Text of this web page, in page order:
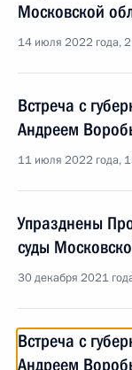
Московской
14 июля 2022 года,
Встреча с
Андреем
11 июля 2022 года,
Упразднены
суды
30 декабря 2021
Встреча с
Андреем